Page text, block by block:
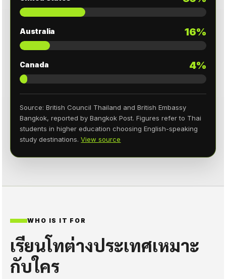
Australia 16%
Canada 4%
Source: British Council Thailand and British Embassy
Bangkok, reported by Bangkok Post. Figures refer to Thai
students in higher education choosing English-speaking
study destinations.View source
WHO IS IT FOR
เรียนโทต่างประเทศเหมาะ
กับใคร